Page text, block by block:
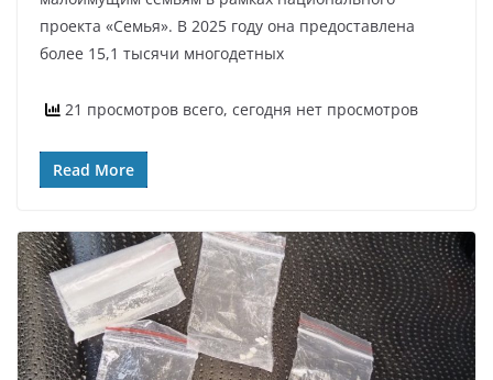
проекта «Семья». В 2025 году она предоставлена
более 15,1 тысячи многодетных
21 просмотров всего, сегодня нет просмотров
Read More